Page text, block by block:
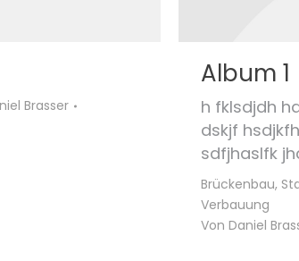
Brasser
Album 1
h fklsdjdh
dskjf
sdfjhaslfk
Brückenbau,
Verbauung
Von Daniel